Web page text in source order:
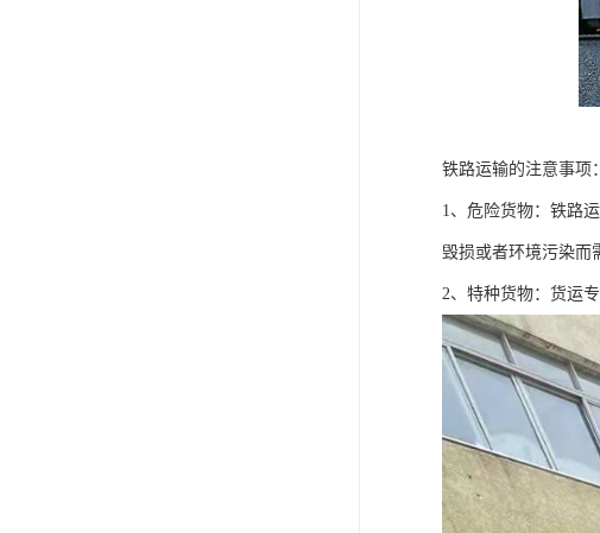
铁路运输的注意事项：
1、危险货物：铁路
毁损或者环境污染而
2、特种货物：货运